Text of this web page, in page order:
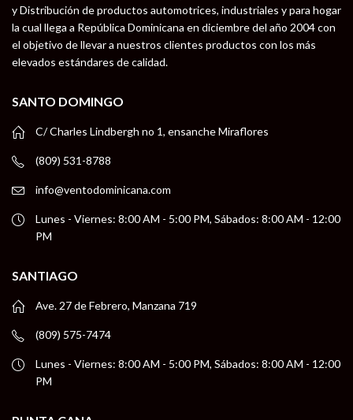
y Distribución de productos automotrices, industriales y para hogar
la cual llega a República Dominicana en diciembre del año 2004 con
el objetivo de llevar a nuestros clientes productos con los más
elevados estándares de calidad.
SANTO DOMINGO
C/ Charles Lindbergh no 1, ensanche Miraflores
(809) 531-8788
info@ventodominicana.com
Lunes - Viernes: 8:00 AM - 5:00 PM, Sábados: 8:00 AM - 12:00
PM
SANTIAGO
Ave. 27 de Febrero, Manzana 719
(809) 575-7474
Lunes - Viernes: 8:00 AM - 5:00 PM, Sábados: 8:00 AM - 12:00
PM